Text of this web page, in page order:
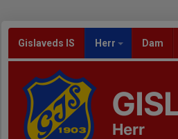
Gislaveds IS Herr Dam
Herr